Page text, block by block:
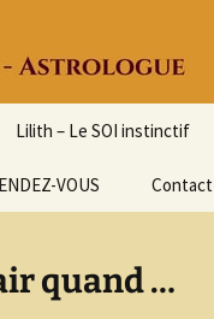
Lilith – Le SOI instinctif
VOUS Contact
quand …